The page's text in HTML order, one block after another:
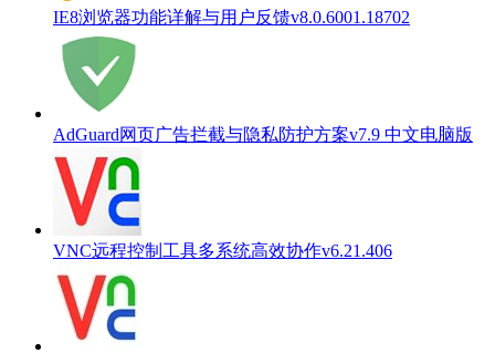
IE8浏览器功能详解与用户反馈v8.0.6001.18702
AdGuard网页广告拦截与隐私防护方案v7.9 中文电脑版
VNC远程控制工具多系统高效协作v6.21.406